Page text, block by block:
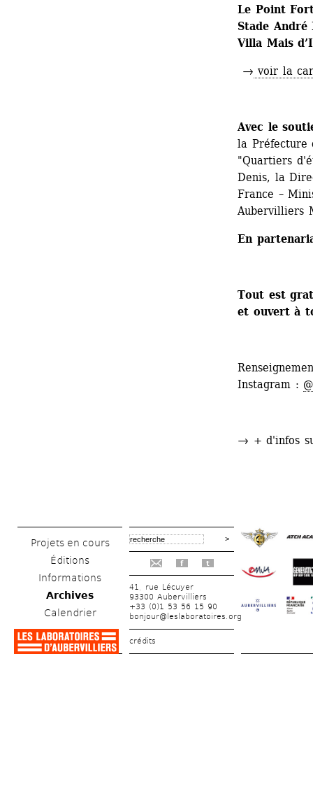
Projets en cours
Éditions
Informations
Archives
Calendrier
f t
41, rue Lécuyer
93300 Aubervilliers
+33 (0)1 53 56 15 90
bonjour@leslaboratoires.org
crédits
Le Point
Stade
Villa Mais
→ voir la
Avec le
la Préfecture
"Quartiers
Denis, la
France –
Aubervilliers
En
Tout est
et ouvert à
Instagram :
→ + d'infos